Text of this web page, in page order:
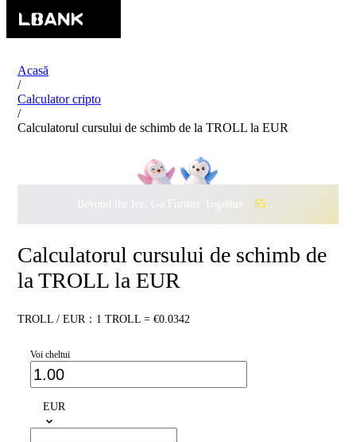
Acasă
/
Calculator cripto
/
Calculatorul cursului de schimb de la TROLL la EUR
Beyond the Ice, Go Further Together · $500,000
Calculatorul cursului de schimb de
la TROLL la EUR
TROLL / EUR：1 TROLL = €0.0342
Voi cheltui
EUR